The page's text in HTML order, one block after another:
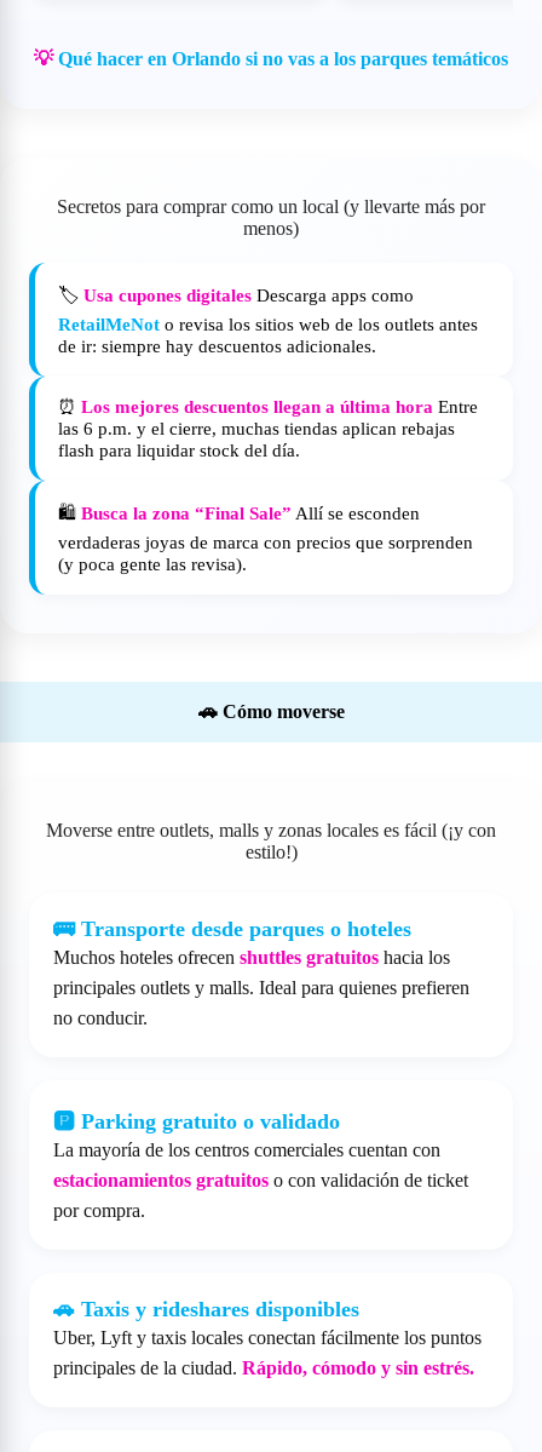
💡Qué hacer en Orlando si no vas a los parques temáticos
Secretos para comprar como un local (y llevarte más por
menos)
🏷️Usa cupones digitales Descarga apps como
RetailMeNot o revisa los sitios web de los outlets antes
de ir: siempre hay descuentos adicionales.
⏰Los mejores descuentos llegan a última hora Entre
las 6 p.m. y el cierre, muchas tiendas aplican rebajas
flash para liquidar stock del día.
🛍️Busca la zona “Final Sale” Allí se esconden
verdaderas joyas de marca con precios que sorprenden
(y poca gente las revisa).
🚗 Cómo moverse
Moverse entre outlets, malls y zonas locales es fácil (¡y con
estilo!)
🚌 Transporte desde parques o hoteles
Muchos hoteles ofrecen shuttles gratuitos hacia los
principales outlets y malls. Ideal para quienes prefieren
no conducir.
🅿️ Parking gratuito o validado
La mayoría de los centros comerciales cuentan con
estacionamientos gratuitos o con validación de ticket
por compra.
🚗 Taxis y rideshares disponibles
Uber, Lyft y taxis locales conectan fácilmente los puntos
principales de la ciudad. Rápido, cómodo y sin estrés.